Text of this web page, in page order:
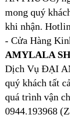
mong quý
khi nhận.
- Cửa Hàng
AMYLALA
Dịch Vụ ĐẠI
quý khách tất
quá trình vận
0944.193968